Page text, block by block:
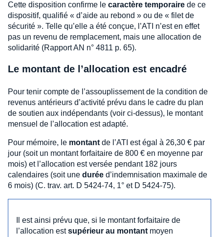
Cette disposition confirme le caractère temporaire de ce
dispositif, qualifié « d’aide au rebond » ou de « filet de
sécurité ». Telle qu’elle a été conçue, l’ATI n’est en effet
pas un revenu de remplacement, mais une allocation de
solidarité (Rapport AN n° 4811 p. 65).
Le montant de l’allocation est encadré
Pour tenir compte de l’assouplissement de la condition de
revenus antérieurs d’activité prévu dans le cadre du plan
de soutien aux indépendants (voir ci-dessus), le montant
mensuel de l’allocation est adapté.
Pour mémoire, le montant de l’ATI est égal à 26,30 € par
jour (soit un montant forfaitaire de 800 € en moyenne par
mois) et l’allocation est versée pendant 182 jours
calendaires (soit une durée d’indemnisation maximale de
6 mois) (C. trav. art. D 5424-74, 1° et D 5424-75).
Il est ainsi prévu que, si le montant forfaitaire de
l’allocation estsupérieur au montant moyen